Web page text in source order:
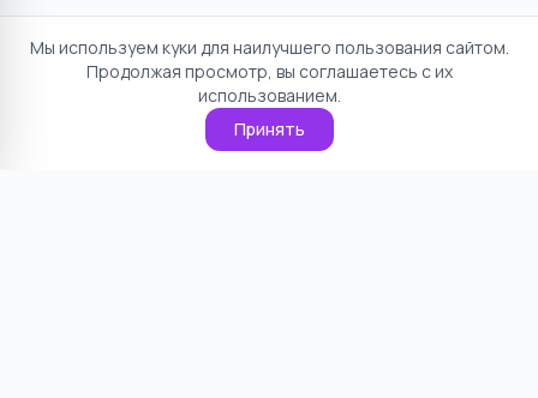
Мы используем куки для наилучшего пользования сайтом.
Продолжая просмотр, вы соглашаетесь с их
использованием.
Принять